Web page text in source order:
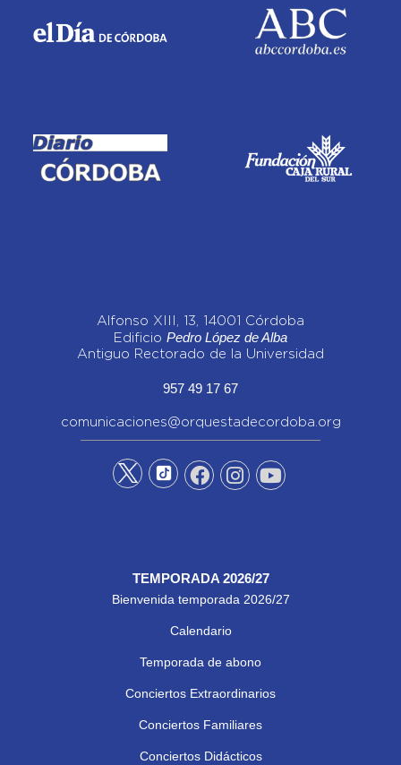
Alfonso XIII, 13, 14001 Córdoba
Edificio Pedro López de Alba
Antiguo Rectorado de la Universidad
957 49 17 67
comunicaciones@orquestadecordoba.org
TEMPORADA 2026/27
Bienvenida temporada 2026/27
Calendario
Temporada de abono
Conciertos Extraordinarios
Conciertos Familiares
Conciertos Didácticos